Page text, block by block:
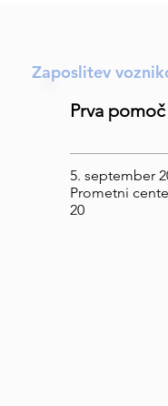
Prva
5. september
Prometni
20
Zaposlitev